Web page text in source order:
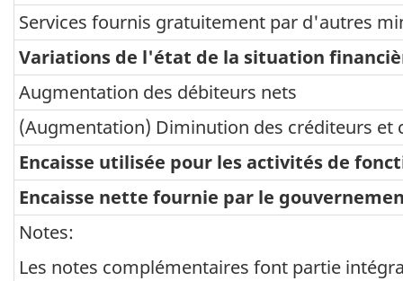
Services fournis gratuitement par d'autres
Variations de l'état de la situation
Augmentation des débiteurs nets
(Augmentation) Diminution des créditeurs et
Encaisse utilisée pour les activités de
Encaisse nette fournie par le
Notes:
Les notes complémentaires font partie